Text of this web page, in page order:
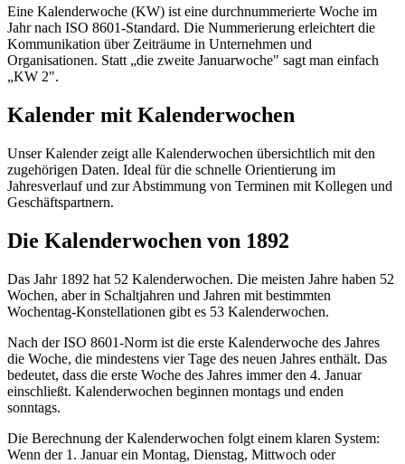
Eine Kalenderwoche (KW) ist eine durchnummerierte Woche im
Jahr nach ISO 8601-Standard. Die Nummerierung erleichtert die
Kommunikation über Zeiträume in Unternehmen und
Organisationen. Statt „die zweite Januarwoche" sagt man einfach
„KW 2".
Kalender mit Kalenderwochen
Unser Kalender zeigt alle Kalenderwochen übersichtlich mit den
zugehörigen Daten. Ideal für die schnelle Orientierung im
Jahresverlauf und zur Abstimmung von Terminen mit Kollegen und
Geschäftspartnern.
Die Kalenderwochen von 1892
Das Jahr 1892 hat 52 Kalenderwochen. Die meisten Jahre haben 52
Wochen, aber in Schaltjahren und Jahren mit bestimmten
Wochentag-Konstellationen gibt es 53 Kalenderwochen.
Nach der ISO 8601-Norm ist die erste Kalenderwoche des Jahres
die Woche, die mindestens vier Tage des neuen Jahres enthält. Das
bedeutet, dass die erste Woche des Jahres immer den 4. Januar
einschließt. Kalenderwochen beginnen montags und enden
sonntags.
Die Berechnung der Kalenderwochen folgt einem klaren System:
Wenn der 1. Januar ein Montag, Dienstag, Mittwoch oder